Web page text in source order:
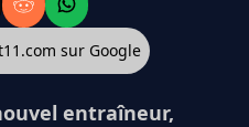
sur Google
entraîneur,